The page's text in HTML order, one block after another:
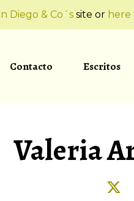
Diego & Co´s site or
Contacto Escritos
Valeria